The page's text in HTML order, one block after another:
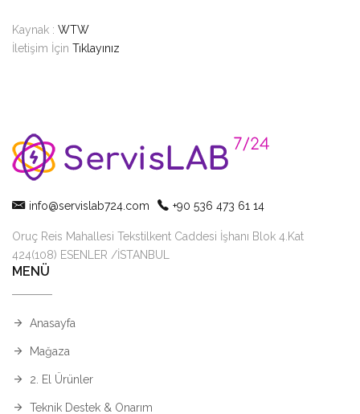
Kaynak : WTW
İletişim İçin Tıklayınız
info@servislab724.com +90 536 473 61 14
Oruç Reis Mahallesi Tekstilkent Caddesi İşhanı Blok 4.Kat
424(108) ESENLER /İSTANBUL
MENÜ
Anasayfa
Mağaza
2. El Ürünler
Teknik Destek & Onarım